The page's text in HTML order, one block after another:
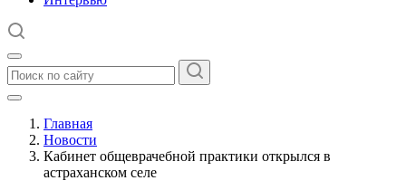
Главная
Новости
Кабинет общеврачебной практики открылся в
астраханском селе